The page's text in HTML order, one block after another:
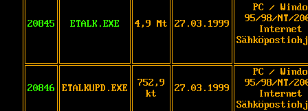
20845 ETALK.EXE 4,9 Mt 27.03.1999
PC /
95/98/NT/
Internet
20846 ETALKUPD.EXE
752,9
kt
27.03.1999
PC /
95/98/NT/
Internet